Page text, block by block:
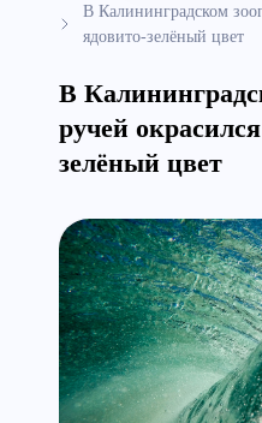
В Калининградском
ядовито-зелёный цвет
В
ручей
зелёный цвет